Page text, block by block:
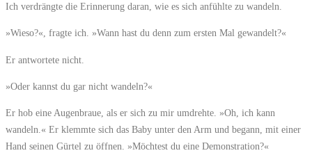
Ich verdrängte die Erinnerung daran, wie es sich anfühlte zu wandeln.
»Wieso?«, fragte ich. »Wann hast du denn zum ersten Mal gewandelt?«
Er antwortete nicht.
»Oder kannst du gar nicht wandeln?«
Er hob eine Augenbraue, als er sich zu mir umdrehte. »Oh, ich kann
wandeln.« Er klemmte sich das Baby unter den Arm und begann, mit einer
Hand seinen Gürtel zu öffnen. »Möchtest du eine Demonstration?«